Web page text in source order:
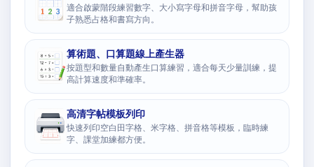
適合啟蒙階段練習數字、大小寫字母和拼音字母，幫助孩
子熟悉占格和書寫方向。
算術題、口算題線上產生器
按題型和數量自動產生口算練習，適合每天少量訓練，提
高計算速度和準確率。
高清字帖模板列印
快速列印空白田字格、米字格、拼音格等模板，臨時練
字、課堂加練都方便。